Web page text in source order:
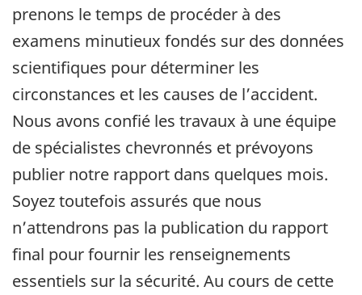
prenons le temps de procéder à des
examens minutieux fondés sur des données
scientifiques pour déterminer les
circonstances et les causes de l’accident.
Nous avons confié les travaux à une équipe
de spécialistes chevronnés et prévoyons
publier notre rapport dans quelques mois.
Soyez toutefois assurés que nous
n’attendrons pas la publication du rapport
final pour fournir les renseignements
essentiels sur la sécurité. Au cours de cette